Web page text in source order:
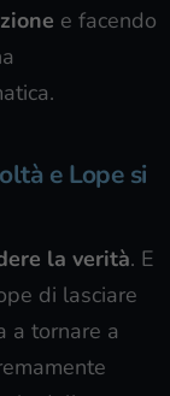
e facendo
e Lope si
la verità. E
di lasciare
a tornare a